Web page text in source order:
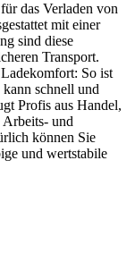
das Verladen von
mit einer
sind diese
Transport.
So ist
schnell und
Profis aus Handel,
und
können Sie
und wertstabile